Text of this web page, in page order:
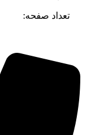
تعداد صفحه: